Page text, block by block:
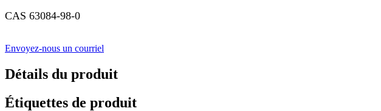
CAS 63084-98-0
Envoyez-nous un courriel
Détails du produit
Étiquettes de produit